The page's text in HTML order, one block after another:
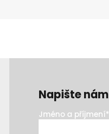
Napište nám
Jméno a příjmení*